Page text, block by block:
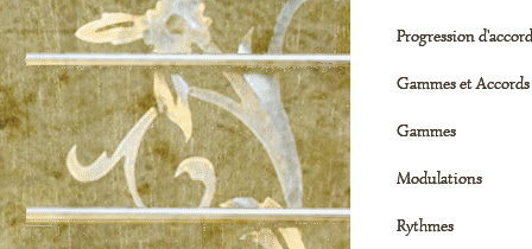
Progression
Gammes et Accords
Gammes
Modulations
Rythmes